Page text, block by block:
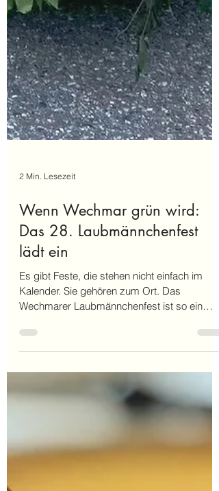
2 Min. Lesezeit
Wenn Wechmar grün wird:
Das 28. Laubmännchenfest
lädt ein
Kalender. Sie gehören zum Ort. Das
kommt zusammen, trifft bekannte Gesichter,
bleibt länger als geplant und merkt wieder
einmal: Heimat ist nicht nur ein Wort. Heimat
passiert genau dort, wo Menschen
miteinander ins Gespräch kommen. Am